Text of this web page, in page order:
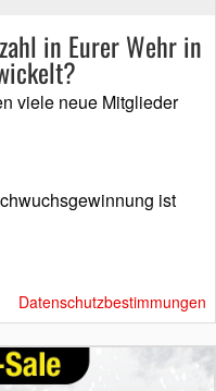
in Eurer Wehr in
viele neue Mitglieder
ist
Datenschutzbestimmungen